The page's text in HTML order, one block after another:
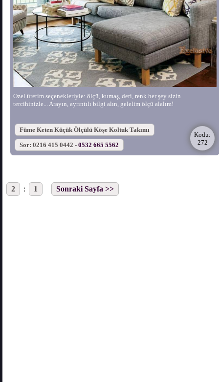
Özel üretim seçenekleriyle: ölçü, kumaş, deri, renk her şey sizin
tercihinizle... Arayın, ayrıntılı bilgi alın, gelelim ölçü alalım!
Füme Keten Küçük Ölçülü Köşe Koltuk Takımı
Kodu:
272
Sor: 0216 415 0442 - 0532 665 5562
2 : 1 Sonraki Sayfa >>